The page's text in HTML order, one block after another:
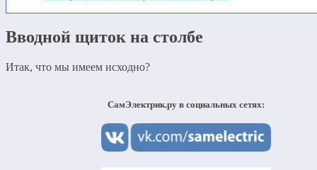
Вводной щиток на столбе
Итак, что мы имеем исходно?
СамЭлектрик.ру в социальных сетях: